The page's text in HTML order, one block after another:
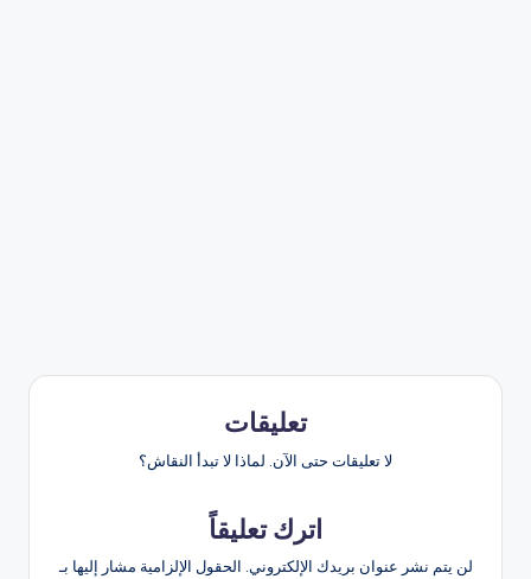
تعليقات
لا تعليقات حتى الآن. لماذا لا تبدأ النقاش؟
اترك تعليقاً
لن يتم نشر عنوان بريدك الإلكتروني. الحقول الإلزامية مشار إليها بـ